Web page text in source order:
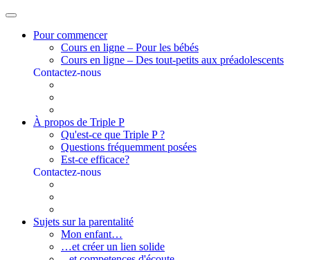
Pour commencer
Cours en ligne – Pour les bébés
Cours en ligne – Des tout-petits aux préadolescents
Contactez-nous
À propos de Triple P
Qu'est-ce que Triple P ?
Questions fréquemment posées
Est-ce efficace?
Contactez-nous
Sujets sur la parentalité
Mon enfant…
…et créer un lien solide